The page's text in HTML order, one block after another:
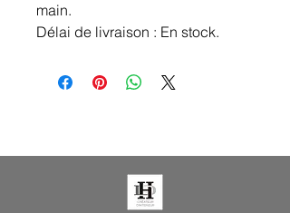
main.
Délai de livraison : En stock.